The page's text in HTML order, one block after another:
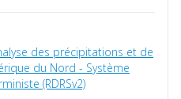
des précipitations et de
du Nord - Système
(RDRSv2)